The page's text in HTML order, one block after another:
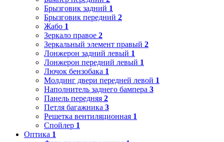
Брызговик задний 1
Брызговик передний 2
Жабо 1
Зеркало правое 2
Зеркальный элемент правый 2
Лонжерон задний левый 1
Лонжерон передний левый 1
Лючок бензобака 1
Молдинг двери передней левой 1
Наполнитель заднего бампера 3
Панель передняя 2
Петля багажника 3
Решетка вентиляционная 1
Спойлер 1
Оптика 1